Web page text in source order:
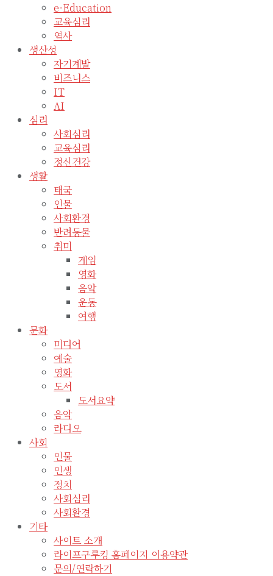
e-Education
교육심리
역사
생산성
자기계발
비즈니스
IT
AI
심리
사회심리
교육심리
정신건강
생활
태국
인물
사회환경
반려동물
취미
게임
영화
음악
운동
여행
문화
미디어
예술
영화
도서
도서요약
음악
라디오
사회
인물
인생
정치
사회심리
사회환경
기타
사이트 소개
라이프구루킹 홈페이지 이용약관
문의/연락하기